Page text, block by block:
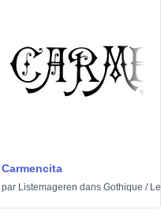
Carmencita
par Listemageren dans Gothique /